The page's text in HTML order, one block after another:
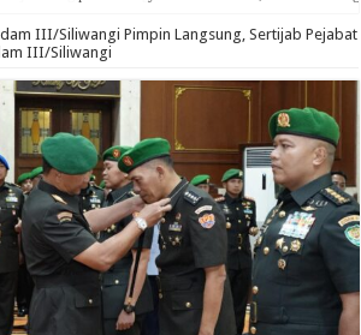
III/Siliwangi Pimpin Langsung, Sertijab Pejabat
III/Siliwangi